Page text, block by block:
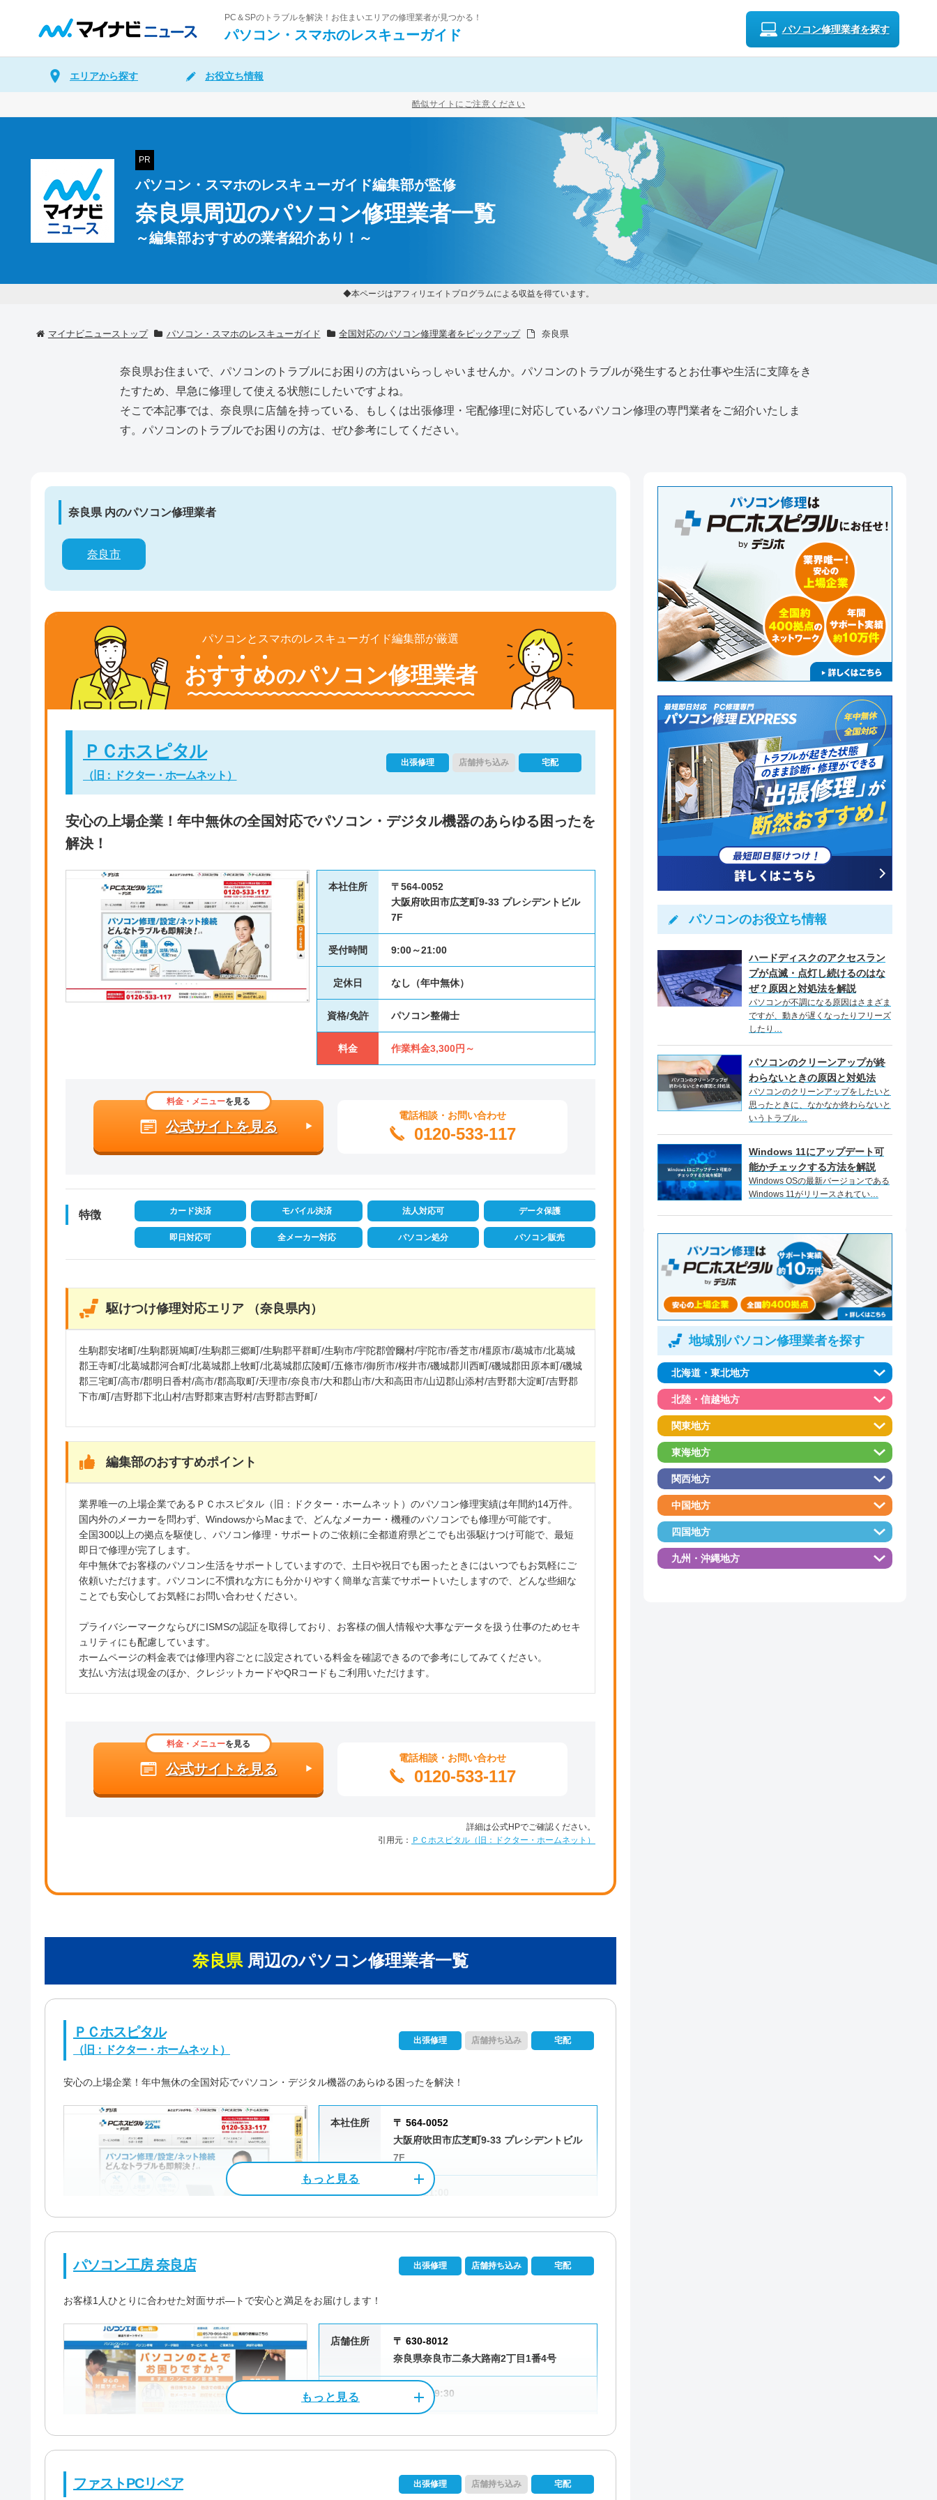
PC＆SPのトラブルを解決！お住まいエリアの修理業者が見つかる！
パソコン・スマホのレスキューガイド パソコン修理業者を探す
エリアから探す お役立ち情報
酷似サイトにご注意ください
PR
パソコン・スマホのレスキューガイド編集部が監修
奈良県周辺のパソコン修理業者一覧
～編集部おすすめの業者紹介あり！～
◆本ページはアフィリエイトプログラムによる収益を得ています。
マイナビニューストップ パソコン・スマホのレスキューガイド 全国対応のパソコン修理業者をピックアップ 奈良県
奈良県お住まいで、パソコンのトラブルにお困りの方はいらっしゃいませんか。パソコンのトラブルが発生するとお仕事や生活に支障をき
たすため、早急に修理して使える状態にしたいですよね。
そこで本記事では、奈良県に店舗を持っている、もしくは出張修理・宅配修理に対応しているパソコン修理の専門業者をご紹介いたしま
す。パソコンのトラブルでお困りの方は、ぜひ参考にしてください。
奈良県 内のパソコン修理業者
奈良市
パソコンとスマホのレスキューガイド編集部が厳選
おすすめのパソコン修理業者
ＰＣホスピタル
（旧：ドクター・ホームネット）
出張修理 店舗持ち込み 宅配
安心の上場企業！年中無休の全国対応でパソコン・デジタル機器のあらゆる困ったを
解決！
本社住所
〒564-0052
大阪府吹田市広芝町9-33 プレシデントビル
7F
受付時間 9:00～21:00
定休日 なし（年中無休）
資格/免許 パソコン整備士
料金 作業料金3,300円～
料金・メニューを見る
公式サイトを見る
電話相談・お問い合わせ
0120-533-117
特徴 カード決済 モバイル決済 法人対応可 データ保護
即日対応可 全メーカー対応 パソコン処分 パソコン販売
駆けつけ修理対応エリア （奈良県内）
生駒郡安堵町/生駒郡斑鳩町/生駒郡三郷町/生駒郡平群町/生駒市/宇陀郡曽爾村/宇陀市/香芝市/橿原市/葛城市/北葛城
郡王寺町/北葛城郡河合町/北葛城郡上牧町/北葛城郡広陵町/五條市/御所市/桜井市/磯城郡川西町/磯城郡田原本町/磯城
郡三宅町/高市/郡明日香村/高市/郡高取町/天理市/奈良市/大和郡山市/大和高田市/山辺郡山添村/吉野郡大淀町/吉野郡
下市/町/吉野郡下北山村/吉野郡東吉野村/吉野郡吉野町/
編集部のおすすめポイント
業界唯一の上場企業であるＰＣホスピタル（旧：ドクター・ホームネット）のパソコン修理実績は年間約14万件。
国内外のメーカーを問わず、WindowsからMacまで、どんなメーカー・機種のパソコンでも修理が可能です。
全国300以上の拠点を駆使し、パソコン修理・サポートのご依頼に全都道府県どこでも出張駆けつけ可能で、最短
即日で修理が完了します。
年中無休でお客様のパソコン生活をサポートしていますので、土日や祝日でも困ったときにはいつでもお気軽にご
依頼いただけます。パソコンに不慣れな方にも分かりやすく簡単な言葉でサポートいたしますので、どんな些細な
ことでも安心してお気軽にお問い合わせください。
プライバシーマークならびにISMSの認証を取得しており、お客様の個人情報や大事なデータを扱う仕事のためセキ
ュリティにも配慮しています。
ホームページの料金表では修理内容ごとに設定されている料金を確認できるので参考にしてみてください。
支払い方法は現金のほか、クレジットカードやQRコードもご利用いただけます。
料金・メニューを見る
公式サイトを見る
電話相談・お問い合わせ
0120-533-117
詳細は公式HPでご確認ください。
引用元： ＰＣホスピタル（旧：ドクター・ホームネット）
奈良県 周辺のパソコン修理業者一覧
ＰＣホスピタル
（旧：ドクター・ホームネット）
出張修理 店舗持ち込み 宅配
安心の上場企業！年中無休の全国対応でパソコン・デジタル機器のあらゆる困ったを解決！
本社住所
〒 564-0052
大阪府吹田市広芝町9-33 プレシデントビル
7F
受付時間 9:00～21:00
パソコン整備士
料金
料金・メニューを見る
公式サイトを見る
電話相談・お問い合わせ
0120-533-117
即日対応可 パソコン処分 パソコン販売
パソコン工房 奈良店 出張修理 店舗持ち込み 宅配
お客様1人ひとりに合わせた対面サポ―トで安心と満足をお届けします！
店舗住所
〒 630-8012
奈良県奈良市二条大路南2丁目1番4号
営業時間 11:00～19:30
ファストPCリペア 出張修理 店舗持ち込み 宅配
パソコンのお役立ち情報
ハードディスクのアクセスラン
プが点滅・点灯し続けるのはな
ぜ？原因と対処法を解説
パソコンが不調になる原因はさまざま
ですが、動きが遅くなったりフリーズ
したり…
パソコンのクリーンアップが終
わらないときの原因と対処法
パソコンのクリーンアップをしたいと
思ったときに、なかなか終わらないと
いうトラブル…
Windows 11にアップデート可
能かチェックする方法を解説
Windows OSの最新バージョンである
Windows 11がリリースされてい…
地域別パソコン修理業者を探す
北海道・東北地方
北陸・信越地方
関東地方
東海地方
関西地方
中国地方
四国地方
九州・沖縄地方